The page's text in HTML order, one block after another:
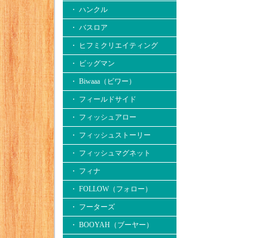
・ ハンクル
・ バスロア
・ ヒフミクリエイティング
・ ビッグマン
・ Biwaaa（ビワー）
・ フィールドサイド
・ フィッシュアロー
・ フィッシュストーリー
・ フィッシュマグネット
・ フィナ
・ FOLLOW（フォロー）
・ フーターズ
・ BOOYAH（ブーヤー）